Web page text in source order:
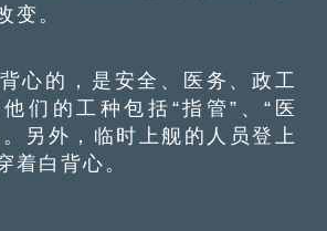
变。
的，是安全、医务、政工
们的工种包括“指管”、“医
。另外，临时上舰的人员登上
着白背心。